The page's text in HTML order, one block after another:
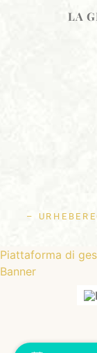
LA
–
Piattaforma di
Banner